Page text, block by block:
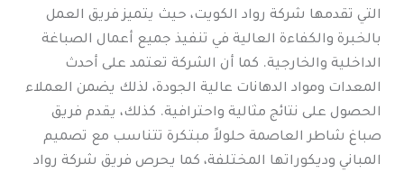
التي تقدمها شركة رواد الكويت، حيث يتميز فريق العمل
بالخبرة والكفاءة العالية في تنفيذ جميع أعمال الصباغة
الداخلية والخارجية. كما أن الشركة تعتمد على أحدث
المعدات ومواد الدهانات عالية الجودة، لذلك يضمن العملاء
الحصول على نتائج مثالية واحترافية. كذلك، يقدم فريق
صباغ شاطر العاصمة حلولاً مبتكرة تتناسب مع تصميم
المباني وديكوراتها المختلفة، كما يحرص فريق شركة رواد